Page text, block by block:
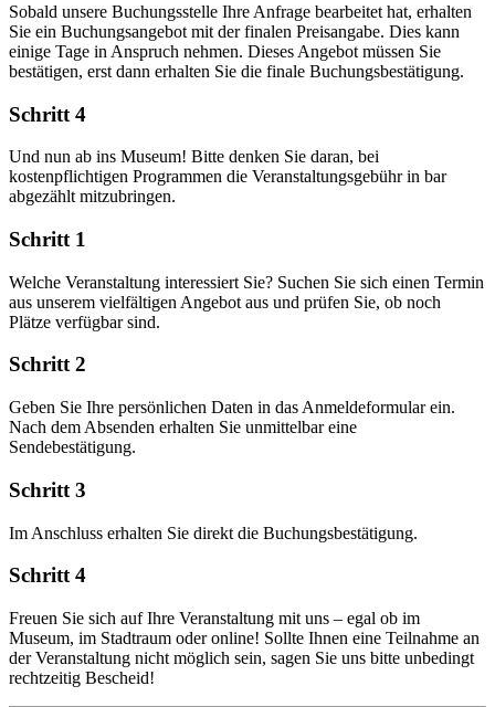
Sobald unsere Buchungsstelle Ihre Anfrage bearbeitet hat, erhalten
Sie ein Buchungsangebot mit der finalen Preisangabe. Dies kann
einige Tage in Anspruch nehmen. Dieses Angebot müssen Sie
bestätigen, erst dann erhalten Sie die finale Buchungsbestätigung.
Schritt 4
Und nun ab ins Museum! Bitte denken Sie daran, bei
kostenpflichtigen Programmen die Veranstaltungsgebühr in bar
abgezählt mitzubringen.
Schritt 1
Welche Veranstaltung interessiert Sie? Suchen Sie sich einen Termin
aus unserem vielfältigen Angebot aus und prüfen Sie, ob noch
Plätze verfügbar sind.
Schritt 2
Geben Sie Ihre persönlichen Daten in das Anmeldeformular ein.
Nach dem Absenden erhalten Sie unmittelbar eine
Sendebestätigung.
Schritt 3
Im Anschluss erhalten Sie direkt die Buchungsbestätigung.
Schritt 4
Freuen Sie sich auf Ihre Veranstaltung mit uns – egal ob im
Museum, im Stadtraum oder online! Sollte Ihnen eine Teilnahme an
der Veranstaltung nicht möglich sein, sagen Sie uns bitte unbedingt
rechtzeitig Bescheid!